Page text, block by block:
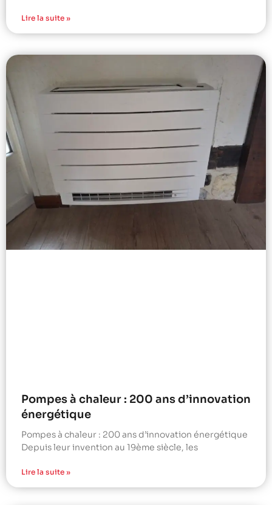
Lire la suite »
Pompes à chaleur : 200 ans d’innovation
énergétique
Pompes à chaleur : 200 ans d’innovation énergétique
Depuis leur invention au 19ème siècle, les
Lire la suite »